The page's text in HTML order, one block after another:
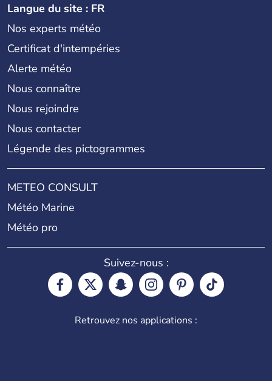
Langue du site : FR
Nos experts météo
Certificat d'intempéries
Alerte météo
Nous connaître
Nous rejoindre
Nous contacter
Légende des pictogrammes
METEO CONSULT
Météo Marine
Météo pro
Suivez-nous :
Retrouvez nos applications :